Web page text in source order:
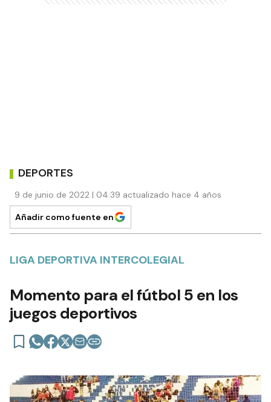
DEPORTES
9 de junio de 2022 | 04:39 actualizado hace 4 años
Añadir como fuente en
LIGA DEPORTIVA INTERCOLEGIAL
Momento para el fútbol 5 en los
juegos deportivos